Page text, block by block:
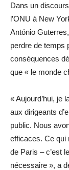
Dans un
l’ONU à New
António
perdre de temps
conséquences
que « le monde
« Aujourd’hui, je
aux dirigeants
public. Nous
efficaces. Ce qui
de Paris – c’est
nécessaire », a